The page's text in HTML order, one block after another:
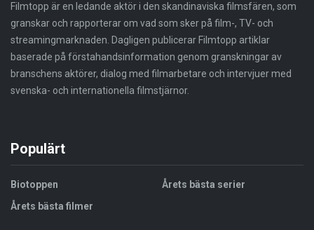
Filmtopp är en ledande aktör i den skandinaviska filmsfären, som
granskar och rapporterar om vad som sker på film-, TV- och
streamingmarknaden. Dagligen publicerar Filmtopp artiklar
baserade på förstahandsinformation genom granskningar av
branschens aktörer, dialog med filmarbetare och intervjuer med
svenska- och internationella filmstjärnor.
Populärt
Biotoppen
Årets bästa filmer
Årets bästa serier